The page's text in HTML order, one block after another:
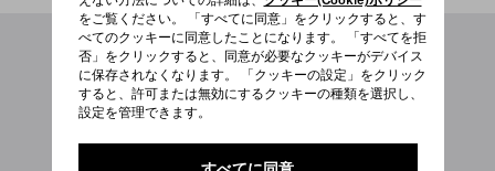
をご覧ください。 「すべてに同意」をクリックすると、す
べてのクッキーに同意したことになります。 「すべてを拒
否」をクリックすると、同意が必要なクッキーがデバイス
に保存されなくなります。 「クッキーの設定」をクリック
すると、許可または無効にするクッキーの種類を選択し、
設定を管理できます。